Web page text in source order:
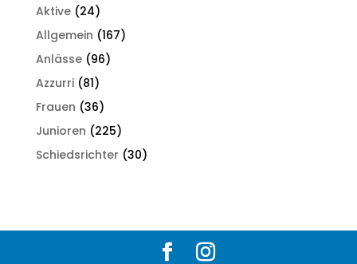
Aktive(24)
Allgemein (167)
Anlässe(96)
Azzurri(81)
Frauen (36)
Junioren (225)
Schiedsrichter (30)